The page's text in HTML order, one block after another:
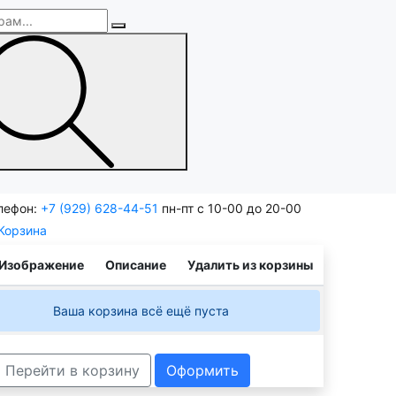
+7 (929) 628-44-51 пн-пт с 10-00 до 20-00
Описание Удалить из корзины
Ваша корзина всё ещё пуста
Перейти в корзину Оформить